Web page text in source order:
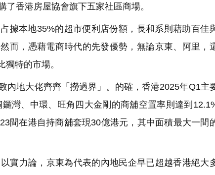
香港房屋協會旗下五家社區商場。
據本地35%的超市便利店份額，長和系則藉助百佳
而，憑藉電商時代的先發優勢，無論京東、阿里，
特的市場。
地大佬齊齊「撈過界」。的確，香港2025年Q1主
灣、中環、旺角四大金剛的商舖空置率則達到
間在港自持商舖套現30億港元，其中面積最大一間
實力論，京東為代表的內地民企早已超越香港絕大